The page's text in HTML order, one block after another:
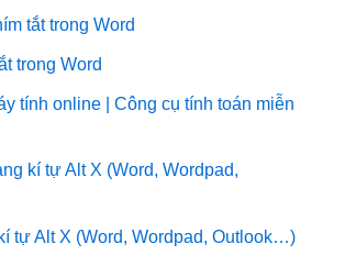
tắt trong Word
trong Word
tính online | Công cụ tính toán miễn
kí tự Alt X (Word, Wordpad,
tự Alt X (Word, Wordpad, Outlook…)